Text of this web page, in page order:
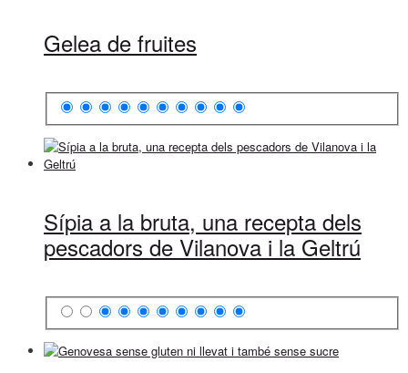
Gelea de fruites
Sípia a la bruta, una recepta dels
pescadors de Vilanova i la Geltrú